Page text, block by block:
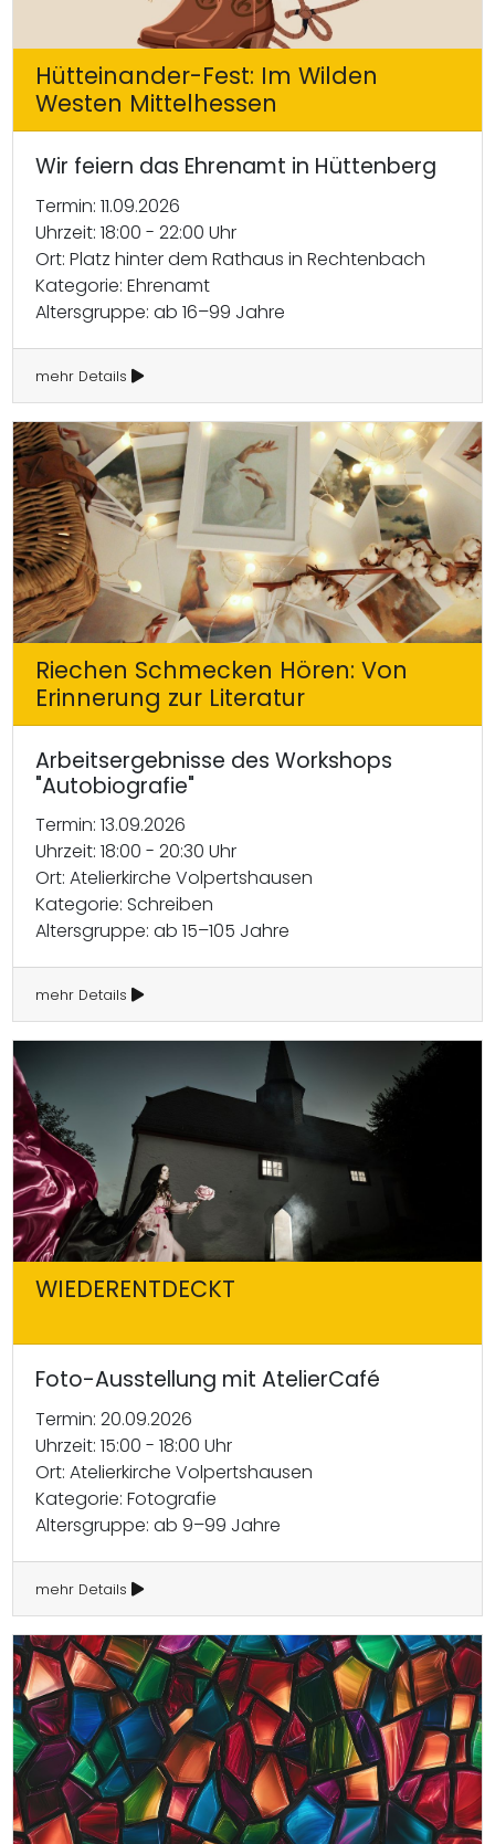
Hütteinander-Fest: Im Wilden
Westen Mittelhessen
Wir feiern das Ehrenamt in Hüttenberg
Termin: 11.09.2026
Uhrzeit: 18:00 - 22:00 Uhr
Ort: Platz hinter dem Rathaus in Rechtenbach
Kategorie: Ehrenamt
Altersgruppe: ab 16–99 Jahre
mehr Details
Riechen Schmecken Hören: Von
Erinnerung zur Literatur
Arbeitsergebnisse des Workshops
"Autobiografie"
Termin: 13.09.2026
Uhrzeit: 18:00 - 20:30 Uhr
Ort: Atelierkirche Volpertshausen
Kategorie: Schreiben
Altersgruppe: ab 15–105 Jahre
mehr Details
WIEDERENTDECKT
Foto-Ausstellung mit AtelierCafé
Termin: 20.09.2026
Uhrzeit: 15:00 - 18:00 Uhr
Ort: Atelierkirche Volpertshausen
Kategorie: Fotografie
Altersgruppe: ab 9–99 Jahre
mehr Details